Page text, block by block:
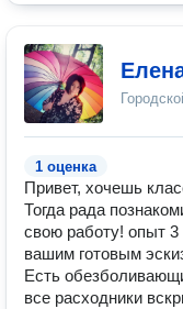
1 оценка
Привет, хочешь
Тогда рада
свою работу! опыт
вашим готовым
Есть
все расходники